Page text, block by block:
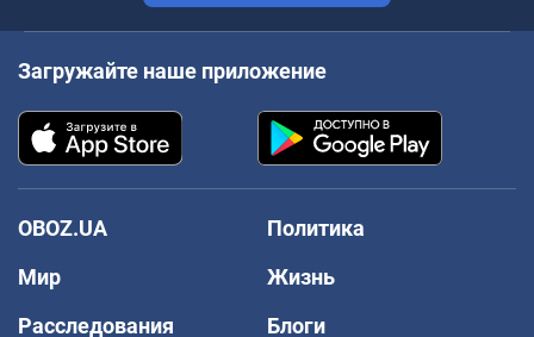
Загружайте наше приложение
OBOZ.UA
Политика
Мир
Жизнь
Расследования
Блоги